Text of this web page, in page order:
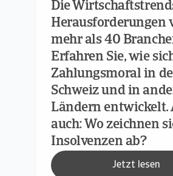
Die
Herausforderungen
mehr als 40
Erfahren Sie, wie
Zahlungsmoral in
Schweiz und in
Ländern entwickelt.
auch: Wo zeichnen
Insolvenzen ab?
Jetzt lesen